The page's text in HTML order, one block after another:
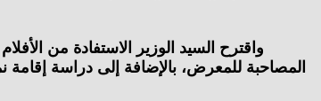
واقترح السيد الوزير الاستفادة من
المصاحبة للمعرض، بالإضافة إلى دراسة